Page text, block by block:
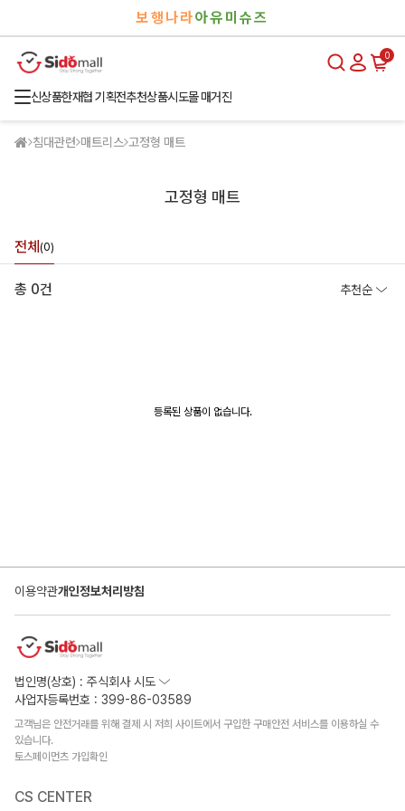
보행나라아유미슈즈
0
신상품한재협 기획전추천상품시도몰 매거진
침대관련 매트리스 고정형 매트
고정형 매트
전체 (0)
총 0건 추천순
등록된 상품이 없습니다.
이용약관개인정보처리방침
법인명(상호) : 주식회사 시도
사업자등록번호 : 399-86-03589
고객님은 안전거래를 위해 결제 시 저희 사이트에서 구입한 구매안전 서비스를 이용하실 수
있습니다.
토스페이먼츠 가입확인
CS CENTER